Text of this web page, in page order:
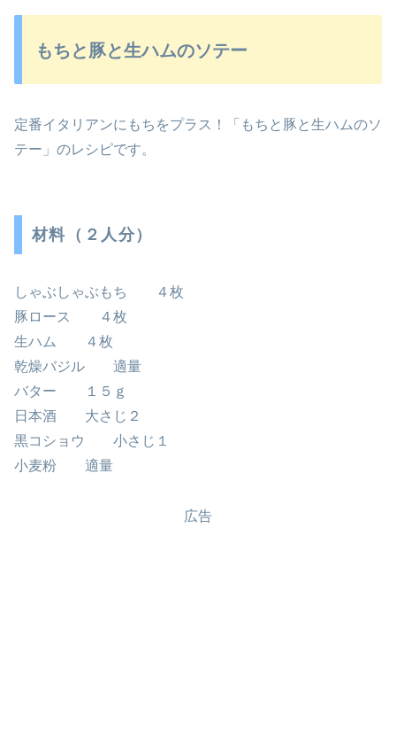
もちと豚と生ハムのソテー
定番イタリアンにもちをプラス！「もちと豚と生ハムのソ
テー」のレシピです。
材料（２人分）
しゃぶしゃぶもち ４枚
豚ロース ４枚
生ハム ４枚
乾燥バジル 適量
バター １５ｇ
日本酒 大さじ２
黒コショウ 小さじ１
小麦粉 適量
広告